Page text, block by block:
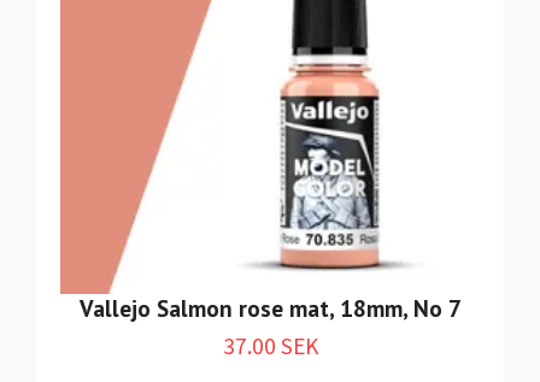
Vallejo Salmon rose mat, 18mm, No 7
37.00 SEK